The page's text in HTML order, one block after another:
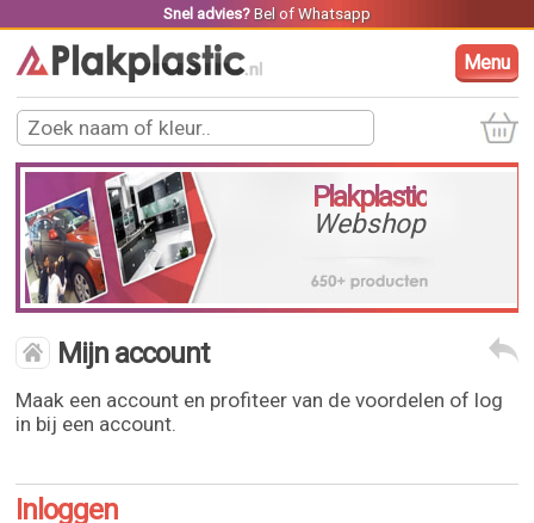
Snel advies? Belof Whatsapp
Menu
Plakplastic
Webshop
Mijn account
Maak een account en profiteer van de voordelen of log
in bij een account.
Inloggen